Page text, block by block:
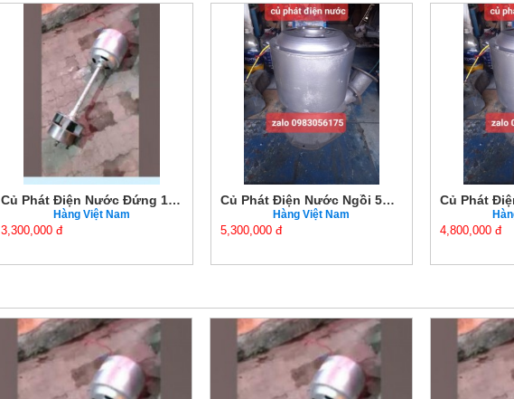
Củ Phát Điện Nước Đứng 1.5KW Chính Hãng Giá Tốt
Hàng Việt Nam
3,300,000 đ
Củ Phát Điện Nước Ngồi 5KW Chính Hãng Giá Tốt
Hàng Việt Nam
5,300,000 đ 4,800,000 đ